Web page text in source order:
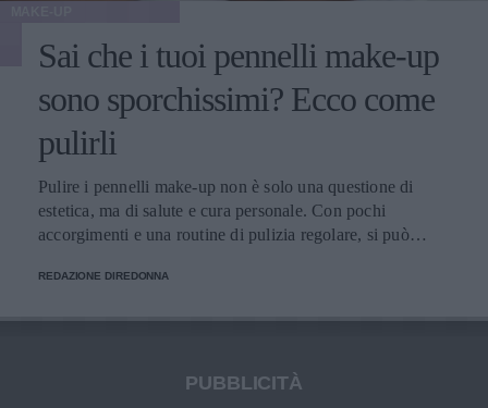
Sai che i tuoi pennelli make-up
sono sporchissimi? Ecco come
pulirli
Pulire i pennelli make-up non è solo una questione di
estetica, ma di salute e cura personale. Con pochi
accorgimenti e una routine di pulizia regolare, si può
più sana e prolungare la vita dei preziosi strumenti di
REDAZIONE DIREDONNA
PUBBLICITÀ